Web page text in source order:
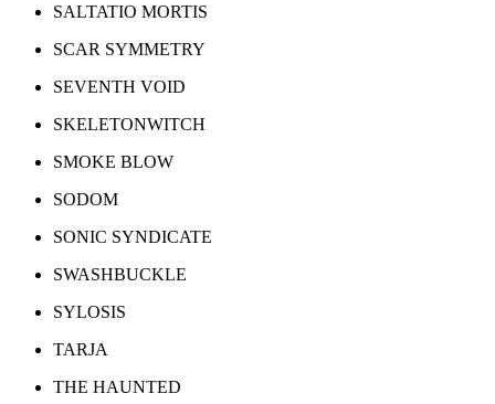
SALTATIO MORTIS
SCAR SYMMETRY
SEVENTH VOID
SKELETONWITCH
SMOKE BLOW
SODOM
SONIC SYNDICATE
SWASHBUCKLE
SYLOSIS
TARJA
THE HAUNTED